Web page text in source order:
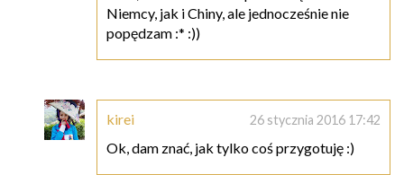
Niemcy, jak i Chiny, ale jednocześnie nie
popędzam :* :))
kirei 26 stycznia 2016 17:42
Ok, dam znać, jak tylko coś przygotuję :)